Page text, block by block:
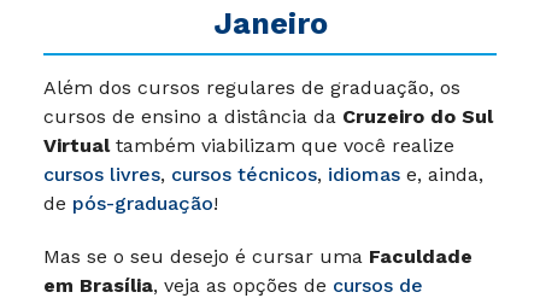
Janeiro
Além dos cursos regulares de graduação, os
cursos de ensino a distância da Cruzeiro do Sul
Virtualtambém viabilizam que você realize
cursos livres, cursos técnicos, idiomas e, ainda,
de pós-graduação!
Mas se o seu desejo é cursar uma Faculdade
em Brasília, veja as opções de cursos de